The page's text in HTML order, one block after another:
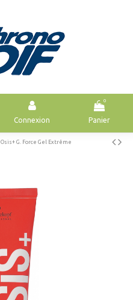
Connexion
0
Panier
Osis+ G. Force Gel Extrême